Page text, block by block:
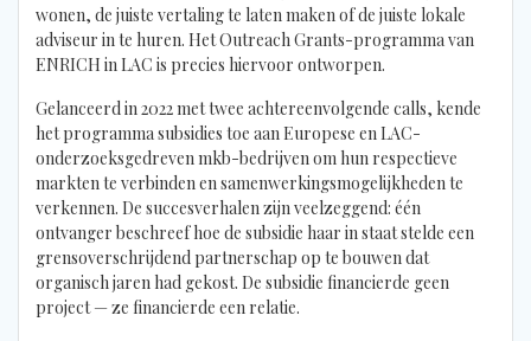
wonen, de juiste vertaling te laten maken of de juiste lokale
adviseur in te huren. Het Outreach Grants-programma van
ENRICH in LAC is precies hiervoor ontworpen.
Gelanceerd in 2022 met twee achtereenvolgende calls, kende
het programma subsidies toe aan Europese en LAC-
onderzoeksgedreven mkb-bedrijven om hun respectieve
markten te verbinden en samenwerkingsmogelijkheden te
verkennen. De succesverhalen zijn veelzeggend: één
ontvanger beschreef hoe de subsidie haar in staat stelde een
grensoverschrijdend partnerschap op te bouwen dat
organisch jaren had gekost. De subsidie financierde geen
project — ze financierde een relatie.